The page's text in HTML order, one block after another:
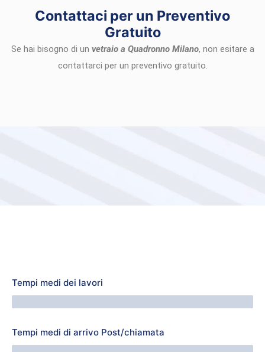
Contattaci per un Preventivo
Gratuito
Se hai bisogno di un vetraio a Quadronno Milano, non esitare a
contattarci per un preventivo gratuito.
Tempi medi dei lavori
Tempi medi di arrivo Post/chiamata